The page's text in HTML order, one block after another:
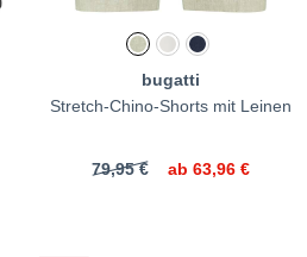
bugatti
Stretch-Chino-Shorts mit Leinen
79,95 € ab 63,96 €